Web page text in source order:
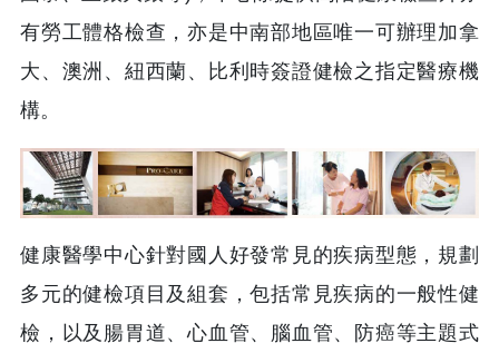
有勞工體格檢查，亦是中南部地區唯一可辦理加拿
大、澳洲、紐西蘭、比利時簽證健檢之指定醫療機
構。
健康醫學中心針對國人好發常見的疾病型態，規劃
多元的健檢項目及組套，包括常見疾病的一般性健
檢，以及腸胃道、心血管、腦血管、防癌等主題式